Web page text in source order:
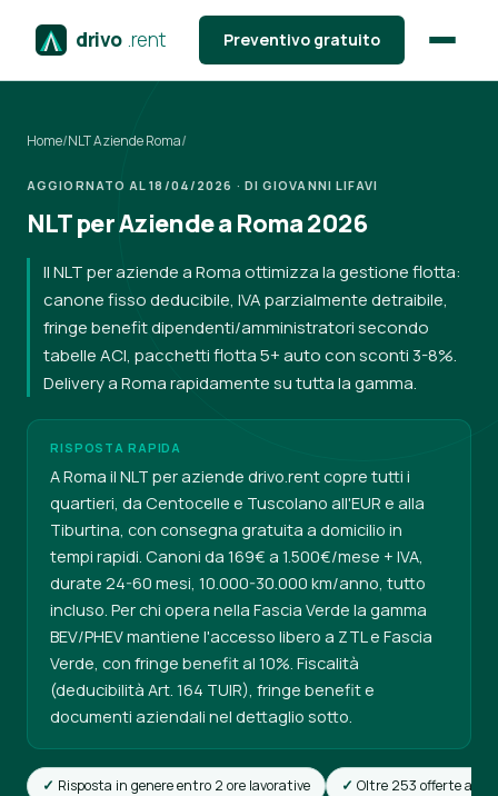
drivo .rent Preventivo gratuito
Home/NLT Aziende Roma/
AGGIORNATO AL 18/04/2026 · DI GIOVANNI LIFAVI
NLT per Aziende a Roma 2026
Il NLT per aziende a Roma ottimizza la gestione flotta:
canone fisso deducibile, IVA parzialmente detraibile,
fringe benefit dipendenti/amministratori secondo
tabelle ACI, pacchetti flotta 5+ auto con sconti 3-8%.
Delivery a Roma rapidamente su tutta la gamma.
RISPOSTA RAPIDA
A Roma il NLT per aziende drivo.rent copre tutti i
quartieri, da Centocelle e Tuscolano all'EUR e alla
Tiburtina, con consegna gratuita a domicilio in
tempi rapidi. Canoni da 169€ a 1.500€/mese + IVA,
durate 24-60 mesi, 10.000-30.000 km/anno, tutto
incluso. Per chi opera nella Fascia Verde la gamma
BEV/PHEV mantiene l'accesso libero a ZTL e Fascia
Verde, con fringe benefit al 10%. Fiscalità
(deducibilità Art. 164 TUIR), fringe benefit e
documenti aziendali nel dettaglio sotto.
Risposta in genere entro 2 ore lavorative Oltre 253 offerte attive